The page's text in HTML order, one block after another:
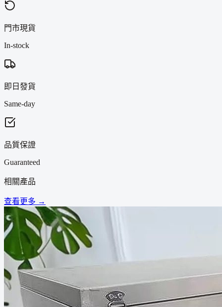
門市現貨
In-stock
即日發貨
Same-day
品質保證
Guaranteed
相關產品
查看更多 →